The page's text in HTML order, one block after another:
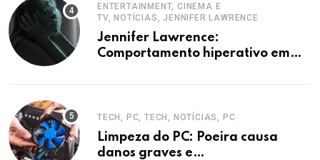
ENTERTAINMENT, CINEMA E
TV, NOTÍCIAS, JENNIFER LAWRENCE
Jennifer Lawrence:
Comportamento hiperativo em
defesa.
TECH, PC, TECH, NOTÍCIAS, PC
Limpeza do PC: Poeira causa
danos graves e